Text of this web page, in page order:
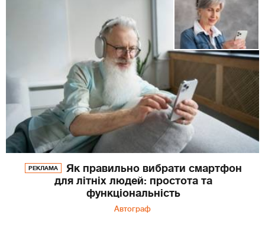
РЕКЛАМА
Як правильно вибрати смартфон
для літніх людей: простота та
функціональність
Автограф